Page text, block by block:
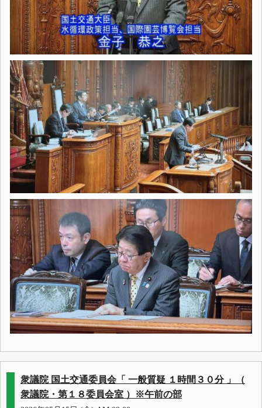
衆議院 国土交通委員会「 一般質疑 １時間３０分 」（
衆議院・第１８委員会室 ）※午前の部